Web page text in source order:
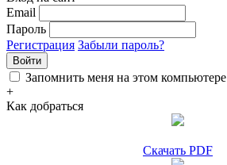
Email
Пароль
Регистрация Забыли пароль?
Войти
Запомнить меня на этом компьютере
+
Как добраться
Скачать PDF